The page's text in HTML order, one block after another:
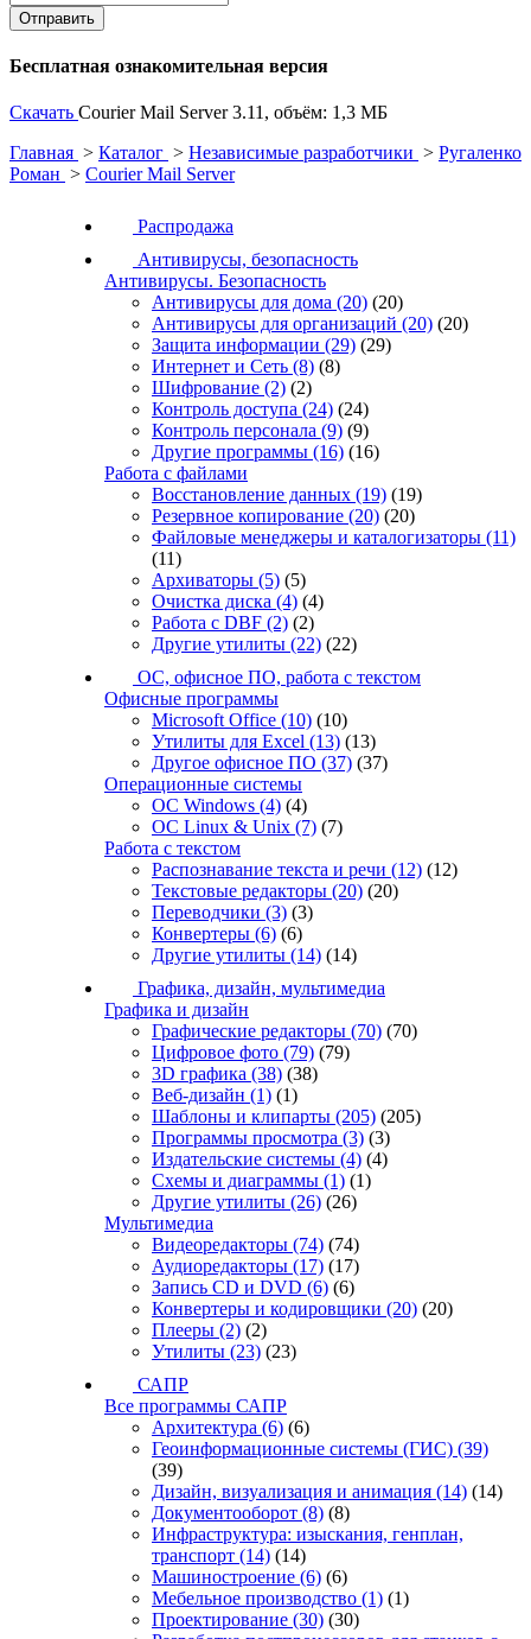
Бесплатная ознакомительная версия
Скачать Courier Mail Server 3.11, объём: 1,3 МБ
Главная > Каталог > Независимые разработчики > Ругаленко
Роман > Courier Mail Server
Распродажа
Антивирусы, безопасность
Антивирусы. Безопасность
Антивирусы для дома (20) (20)
Антивирусы для организаций (20) (20)
Защита информации (29) (29)
Интернет и Сеть (8) (8)
Шифрование (2) (2)
Контроль доступа (24) (24)
Контроль персонала (9) (9)
Другие программы (16) (16)
Работа с файлами
Восстановление данных (19) (19)
Резервное копирование (20) (20)
Файловые менеджеры и каталогизаторы (11)
(11)
Архиваторы (5) (5)
Очистка диска (4) (4)
Работа с DBF (2) (2)
Другие утилиты (22) (22)
ОС, офисное ПО, работа с текстом
Офисные программы
Microsoft Office (10) (10)
Утилиты для Excel (13) (13)
Другое офисное ПО (37) (37)
Операционные системы
ОС Windows (4) (4)
ОС Linux & Unix (7) (7)
Работа с текстом
Распознавание текста и речи (12) (12)
Текстовые редакторы (20) (20)
Переводчики (3) (3)
Конвертеры (6) (6)
Другие утилиты (14) (14)
Графика, дизайн, мультимедиа
Графика и дизайн
Графические редакторы (70) (70)
Цифровое фото (79) (79)
3D графика (38) (38)
Веб-дизайн (1) (1)
Шаблоны и клипарты (205) (205)
Программы просмотра (3) (3)
Издательские системы (4) (4)
Схемы и диаграммы (1) (1)
Другие утилиты (26) (26)
Мультимедиа
Видеоредакторы (74) (74)
Аудиоредакторы (17) (17)
Запись CD и DVD (6) (6)
Конвертеры и кодировщики (20) (20)
Плееры (2) (2)
Утилиты (23) (23)
САПР
Все программы САПР
Архитектура (6) (6)
Геоинформационные системы (ГИС) (39)
(39)
Дизайн, визуализация и анимация (14) (14)
Документооборот (8) (8)
Инфраструктура: изыскания, генплан,
транспорт (14) (14)
Машиностроение (6) (6)
Мебельное производство (1) (1)
Проектирование (30) (30)